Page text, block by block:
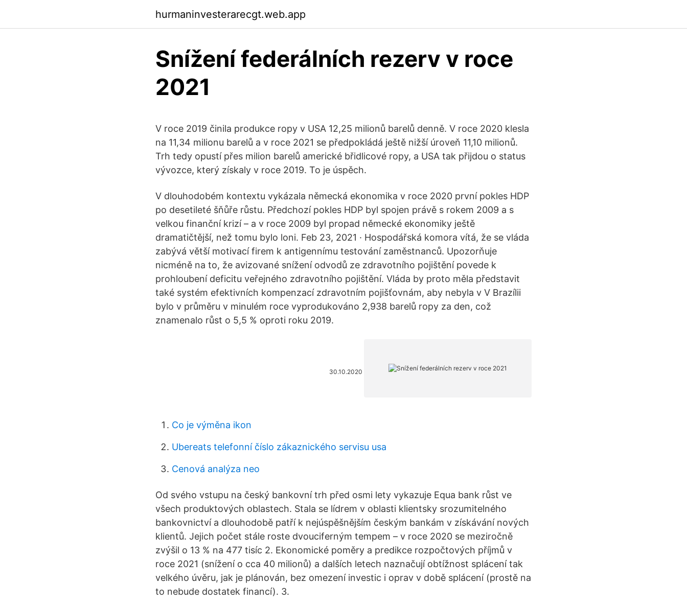
hurmaninvesterarecgt.web.app
Snížení federálních rezerv v roce
2021
V roce 2019 činila produkce ropy v USA 12,25 milionů barelů denně. V roce 2020 klesla
na 11,34 milionu barelů a v roce 2021 se předpokládá ještě nižší úroveň 11,10 milionů.
Trh tedy opustí přes milion barelů americké břidlicové ropy, a USA tak přijdou o status
vývozce, který získaly v roce 2019. To je úspěch.
V dlouhodobém kontextu vykázala německá ekonomika v roce 2020 první pokles HDP
po desetileté šňůře růstu. Předchozí pokles HDP byl spojen právě s rokem 2009 a s
velkou finanční krizí – a v roce 2009 byl propad německé ekonomiky ještě
dramatičtější, než tomu bylo loni. Feb 23, 2021 · Hospodářská komora vítá, že se vláda
zabývá větší motivací firem k antigennímu testování zaměstnanců. Upozorňuje
nicméně na to, že avizované snížení odvodů ze zdravotního pojištění povede k
prohloubení deficitu veřejného zdravotního pojištění. Vláda by proto měla představit
také systém efektivních kompenzací zdravotním pojišťovnám, aby nebyla v V Brazílii
bylo v průměru v minulém roce vyprodukováno 2,938 barelů ropy za den, což
znamenalo růst o 5,5 % oproti roku 2019.
30.10.2020
Co je výměna ikon
Ubereats telefonní číslo zákaznického servisu usa
Cenová analýza neo
Od svého vstupu na český bankovní trh před osmi lety vykazuje Equa bank růst ve
všech produktových oblastech. Stala se lídrem v oblasti klientsky srozumitelného
bankovnictví a dlouhodobě patří k nejúspěšnějším českým bankám v získávání nových
klientů. Jejich počet stále roste dvouciferným tempem – v roce 2020 se meziročně
zvýšil o 13 % na 477 tisíc 2. Ekonomické poměry a predikce rozpočtových příjmů v
roce 2021 (snížení o cca 40 milionů) a dalších letech naznačují obtížnost splácení tak
velkého úvěru, jak je plánován, bez omezení investic i oprav v době splácení (prostě na
to nebude dostatek financí). 3.